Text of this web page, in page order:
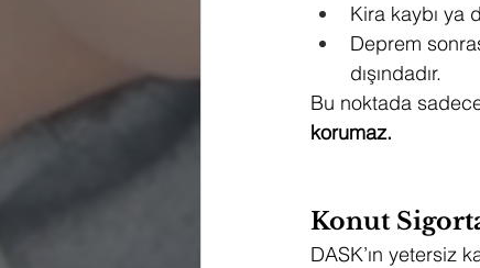
Kira kaybı ya
Deprem
dışındadır.
Bu noktada
korumaz.
Konut
DASK’ın yetersiz